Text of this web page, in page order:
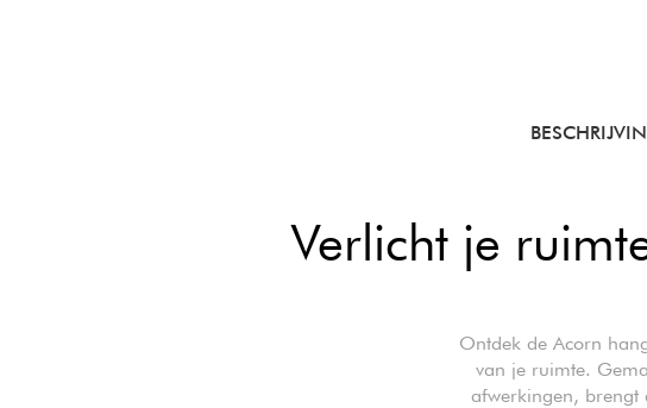
Verlicht je
Ontdek de Acorn
van je ruimte.
afwerkingen, brengt